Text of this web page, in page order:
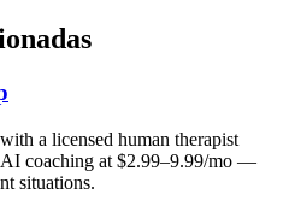
a licensed human therapist
coaching at $2.99–9.99/mo —
situations.